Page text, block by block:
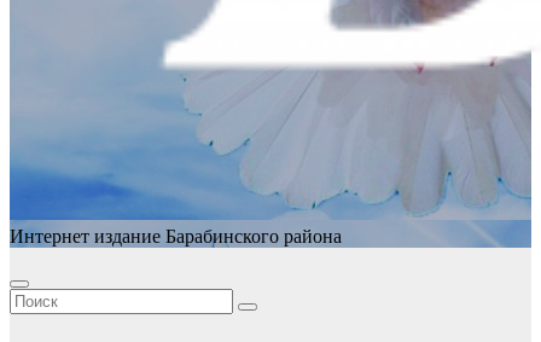
Интернет издание Барабинского района